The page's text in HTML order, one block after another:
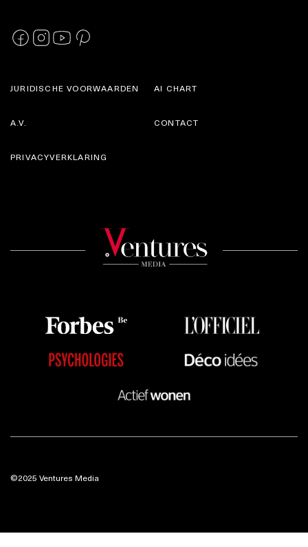
JURIDISCHE VOORWAARDEN
A.V.
AI CHART
CONTACT
PRIVACYVERKLARING
©2025 Ventures Media